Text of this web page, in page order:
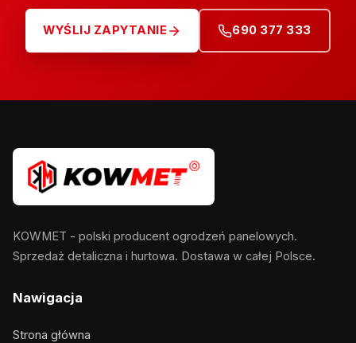
WYŚLIJ ZAPYTANIE 690 377 333
KOWMET - polski producent ogrodzeń panelowych.
Sprzedaż detaliczna i hurtowa. Dostawa w całej Polsce.
Nawigacja
Strona główna